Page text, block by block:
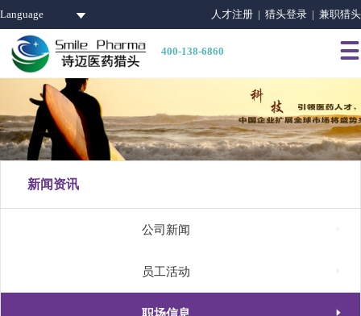
Language 人才注册 | 猎头登录 | 兼职猎头
400-138-6860 
新闻资讯
公司新闻
员工活动
